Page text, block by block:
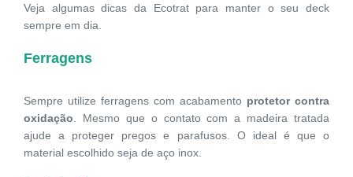
Veja algumas dicas da Ecotrat para manter o seu deck
sempre em dia.
Ferragens
Sempre utilize ferragens com acabamento protetor contra
oxidação . Mesmo que o contato com a madeira tratada
ajude a proteger pregos e parafusos. O ideal é que o
material escolhido seja de aço inox.